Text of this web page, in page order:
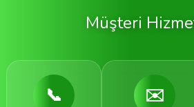
Müşteri
📞 ✉️